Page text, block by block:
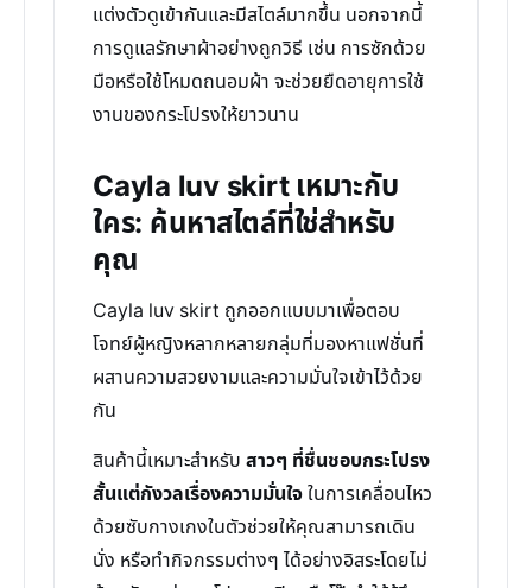
แต่งตัวดูเข้ากันและมีสไตล์มากขึ้น นอกจากนี้
การดูแลรักษาผ้าอย่างถูกวิธี เช่น การซักด้วย
มือหรือใช้โหมดถนอมผ้า จะช่วยยืดอายุการใช้
งานของกระโปรงให้ยาวนาน
Cayla luv skirt เหมาะกับ
ใคร: ค้นหาสไตล์ที่ใช่สำหรับ
คุณ
Cayla luv skirt ถูกออกแบบมาเพื่อตอบ
โจทย์ผู้หญิงหลากหลายกลุ่มที่มองหาแฟชั่นที่
ผสานความสวยงามและความมั่นใจเข้าไว้ด้วย
กัน
สินค้านี้เหมาะสำหรับ สาวๆ ที่ชื่นชอบกระโปรง
สั้นแต่กังวลเรื่องความมั่นใจในการเคลื่อนไหว
ด้วยซับกางเกงในตัวช่วยให้คุณสามารถเดิน
นั่ง หรือทำกิจกรรมต่างๆ ได้อย่างอิสระโดยไม่